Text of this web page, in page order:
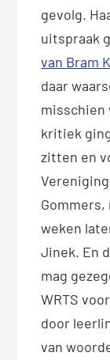
gevolg.
uitspraak
van Bram
daar
misschien
kritiek
zitten en
Gommers,
weken
Jinek. En
mag
WRTS
door
van